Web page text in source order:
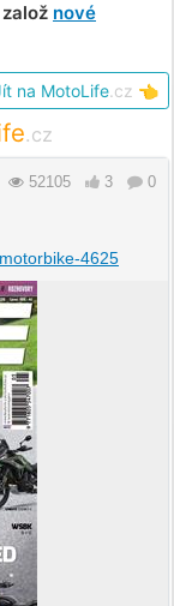
nové
na MotoLife .cz 👈
.cz
52105 3 0
4625